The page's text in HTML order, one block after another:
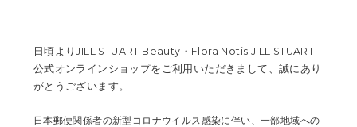
日頃よりJILL STUART Beauty・Flora Notis JILL STUART
公式オンラインショップをご利用いただきまして、誠にあり
がとうございます。
日本郵便関係者の新型コロナウイルス感染に伴い、一部地域への